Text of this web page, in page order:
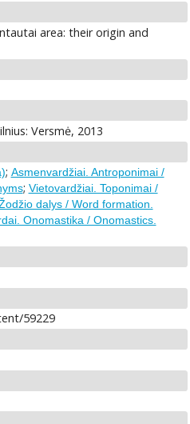
area: their origin and
Versmė, 2013
; Asmenvardžiai. Antroponimai /
; Vietovardžiai. Toponimai /
dalys / Word formation.
Onomastika / Onomastics.
59229